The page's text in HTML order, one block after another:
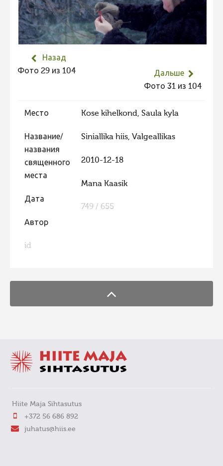
Фотоконкурс 2023
Не учитываются 2023
Видео 2023
Фотоконкурс 2022
Фотоконкурс 2021
Видео 2021
Фотоконкурс 2020
Видео 2020
Фотоконкурс 2019
Фотоконкурс 2018
Фотоконкурс 2017
Фотоконкурс 2012
Фотоконкурс 2009
Назад
Фото 29 из 104
Дальше
Фото 31 из 104
Место Kose kihelkond, Saula kyla
Название/
названия
священного
места
Siniallika hiis, Valgeallikas
Дата
2010-12-18
Автор
Mana Kaasik
id
749 / 655
Hiite Maja Sihtasutus
+372 56 686 892
juhatus@hiis.ee